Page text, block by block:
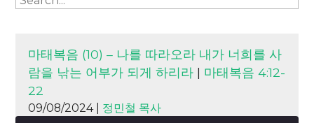
마태복음 (10) – 나를 따라오라 내가 너희를 사
람을 낚는 어부가 되게 하리라 | 마태복음 4:12-
22
09/08/2024 | 정민철 목사